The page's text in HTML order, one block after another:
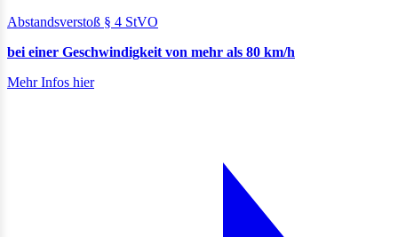
Abstandsverstoß § 4 StVO
bei einer Geschwindigkeit von mehr als 80 km/h
Mehr Infos hier